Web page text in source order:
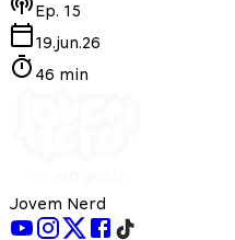
Ep. 15
19.jun.26
46 min
Jovem Nerd